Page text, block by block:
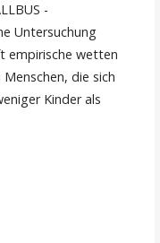
-
Untersuchung
empirische wetten
die sich
Kinder als